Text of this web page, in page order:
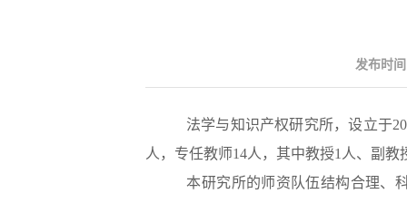
发布时
法学与知识产权研究所，设立于
人，专任教师14人，其中教授1 人、副教
本研究所的师资队伍结构合理、